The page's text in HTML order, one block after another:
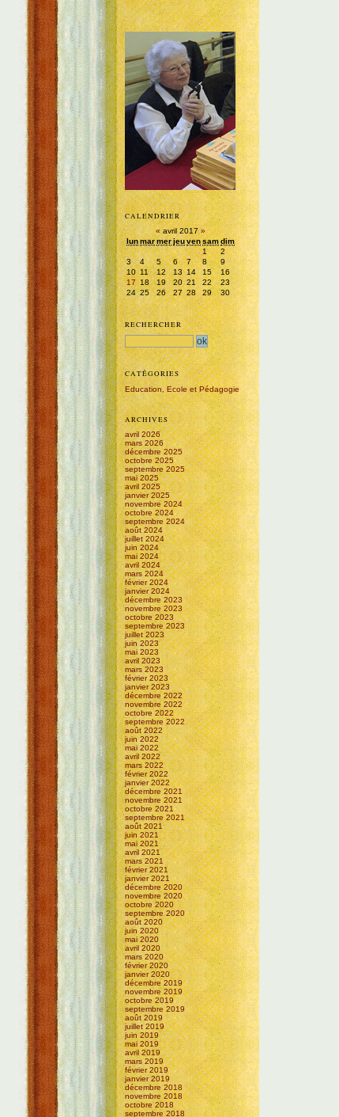
CALENDRIER
« avril 2017»
lunmarmerjeuvensamdim
1
2
3
4 5 6 7 8
9
10 11 12 13 14 15
16
17 18 19 20 21 22
23
24 25 26 27 28 29 30
RECHERCHER
CATÉGORIES
Education, Ecole et Pédagogie
ARCHIVES
avril 2026
mars 2026
décembre 2025
octobre 2025
septembre 2025
mai 2025
avril 2025
janvier 2025
novembre 2024
octobre 2024
septembre 2024
août 2024
juillet 2024
juin 2024
mai 2024
avril 2024
mars 2024
février 2024
janvier 2024
décembre 2023
novembre 2023
octobre 2023
septembre 2023
juillet 2023
juin 2023
mai 2023
avril 2023
mars 2023
février 2023
janvier 2023
décembre 2022
novembre 2022
octobre 2022
septembre 2022
août 2022
juin 2022
mai 2022
avril 2022
mars 2022
février 2022
janvier 2022
décembre 2021
novembre 2021
octobre 2021
septembre 2021
août 2021
juin 2021
mai 2021
avril 2021
mars 2021
février 2021
janvier 2021
décembre 2020
novembre 2020
octobre 2020
septembre 2020
août 2020
juin 2020
mai 2020
avril 2020
mars 2020
février 2020
janvier 2020
décembre 2019
novembre 2019
octobre 2019
septembre 2019
août 2019
juillet 2019
juin 2019
mai 2019
avril 2019
mars 2019
février 2019
janvier 2019
décembre 2018
novembre 2018
octobre 2018
septembre 2018